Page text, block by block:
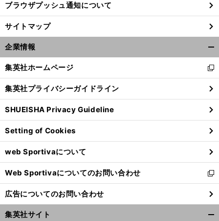
ブラウザプッシュ通知について
サイトマップ
企業情報
閉
る
集英社ホームページ
新
し
い
ウ
ィ
ン
ド
ウ
で
開
く
集英社プライバシーガイドライン
SHUEISHA Privacy Guideline
Setting of Cookies
web Sportivaについて
Web Sportivaについてのお問い合わせ
新
し
い
ウ
ィ
広告についてのお問い合わせ
集英社サイト